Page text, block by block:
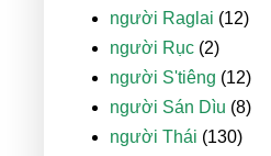
người Raglai (12)
người Rục (2)
người S'tiêng (12)
người Sán Dìu (8)
người Thái (130)